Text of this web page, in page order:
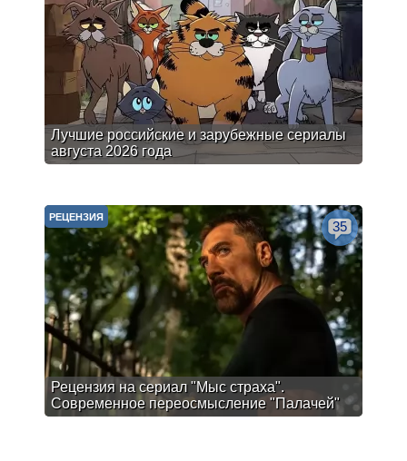
Лучшие российские и зарубежные сериалы
августа 2026 года
Рецензия на сериал "Мыс страха".
Современное переосмысление "Палачей"
РЕЦЕНЗИЯ
35